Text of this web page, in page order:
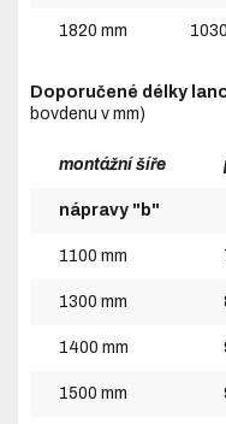
1820 mm 1030
Doporučené délky
bovdenu v mm)
montážní šíře
nápravy "b"
1100 mm
1300 mm
1400 mm
1500 mm